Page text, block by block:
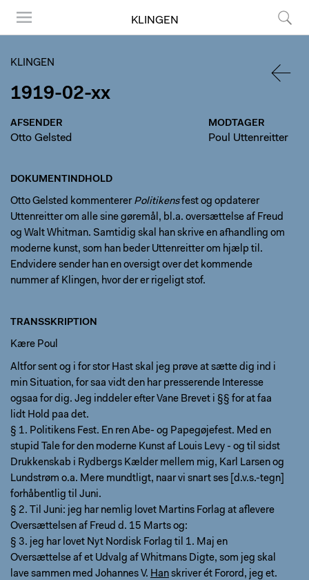
KLINGEN
KLINGEN
1919-02-xx
AFSENDER
Otto Gelsted
MODTAGER
Poul Uttenreitter
DOKUMENTINDHOLD
Otto Gelsted kommenterer Politikensfest og opdaterer
Uttenreitter om alle sine gøremål, bl.a. oversættelse af Freud
og Walt Whitman. Samtidig skal han skrive en afhandling om
moderne kunst, som han beder Uttenreitter om hjælp til.
Endvidere sender han en oversigt over det kommende
nummer af Klingen, hvor der er rigeligt stof.
TRANSSKRIPTION
Kære Poul
Altfor sent og i for stor Hast skal jeg prøve at sætte dig ind i
min Situation, for saa vidt den har presserende Interesse
ogsaa for dig. Jeg inddeler efter Vane Brevet i §§ for at faa
lidt Hold paa det.
§ 1. Politikens Fest. En ren Abe- og Papegøjefest. Med en
stupid Tale for den moderne Kunst af Louis Levy - og til sidst
Drukkenskab i Rydbergs Kælder mellem mig, Karl Larsen og
Lundstrøm o.a. Mere mundtligt, naar vi snart ses [d.v.s.-tegn]
forhåbentlig til Juni.
§ 2. Til Juni: jeg har nemlig lovet Martins Forlag at aflevere
Oversættelsen af Freud d. 15 Marts og:
§ 3. jeg har lovet Nyt Nordisk Forlag til 1. Maj en
Oversættelse af et Udvalg af Whitmans Digte, som jeg skal
lave sammen med Johannes V. Han skriver ét Forord, jeg et.